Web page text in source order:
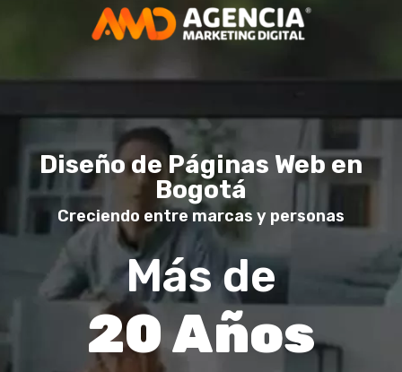
Diseño de Páginas Web en
Bogotá
Creciendo entre marcas y personas
Más de
20 Años